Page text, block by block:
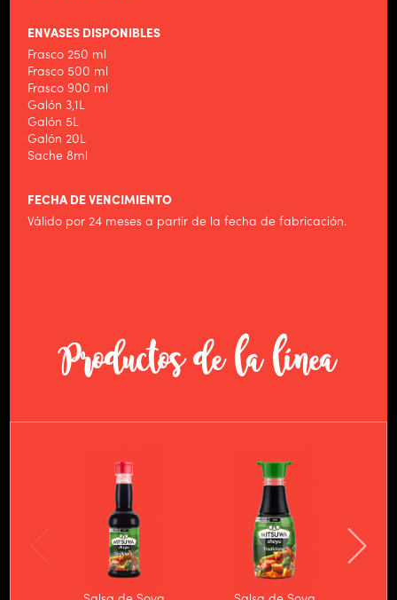
ENVASES DISPONIBLES
Frasco 250 ml
Frasco 500 ml
Frasco 900 ml
Galón 3,1L
Galón 5L
Galón 20L
Sache 8ml
FECHA DE VENCIMIENTO
Válido por 24 meses a partir de la fecha de fabricación.
Productos de la línea